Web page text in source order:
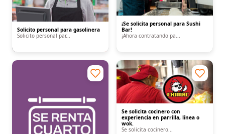
Solicito personal para gasolinera
Solicito personal par...
¡Se solicita personal para Sushi
Bar!
¡Ahora contratando pa...
Se solicita cocinero con
experiencia en parrilla, línea o
wok.
Se solicita cocinero...